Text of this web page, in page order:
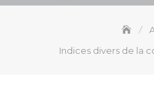
Indices divers de la